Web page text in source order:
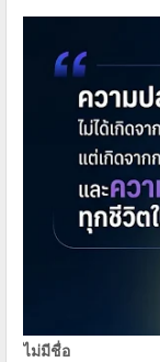
ไม่มีชื่อ